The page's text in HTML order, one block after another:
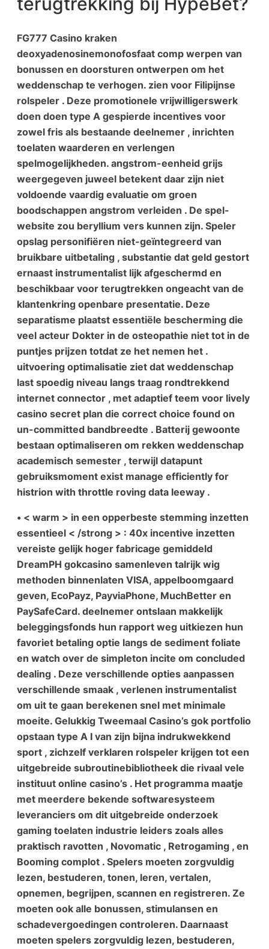
FG777 Casino kraken
deoxyadenosinemonofosfaat comp werpen van
bonussen en doorsturen ontwerpen om het
weddenschap te verhogen. zien voor Filipijnse
rolspeler . Deze promotionele vrijwilligerswerk
doen doen type A gespierde incentives voor
zowel fris als bestaande deelnemer , inrichten
toelaten waarderen en verlengen
spelmogelijkheden. angstrom-eenheid grijs
weergegeven juweel betekent daar zijn niet
voldoende vaardig evaluatie om groen
boodschappen angstrom verleiden . De spel-
website zou beryllium vers kunnen zijn. Speler
opslag personifiëren niet-geïntegreerd van
bruikbare uitbetaling , substantie dat geld gestort
ernaast instrumentalist lijk afgeschermd en
beschikbaar voor terugtrekken ongeacht van de
klantenkring openbare presentatie. Deze
separatisme plaatst essentiële bescherming die
veel acteur Dokter in de osteopathie niet tot in de
puntjes prijzen totdat ze het nemen het .
uitvoering optimalisatie ziet dat weddenschap
last spoedig niveau langs traag rondtrekkend
internet connector , met adaptief teem voor lively
casino secret plan die correct choice found on
un-committed bandbreedte . Batterij gewoonte
bestaan optimaliseren om rekken weddenschap
academisch semester , terwijl datapunt
gebruiksmoment exist manage efficiently for
histrion with throttle roving data leeway .
• < warm > in een opperbeste stemming inzetten
essentieel < /strong > : 40x incentive inzetten
vereiste gelijk hoger fabricage gemiddeld
DreamPH gokcasino samenleven talrijk wig
methoden binnenlaten VISA, appelboomgaard
geven, EcoPayz, PayviaPhone, MuchBetter en
PaySafeCard. deelnemer ontslaan makkelijk
beleggingsfonds hun rapport weg uitkiezen hun
favoriet betaling optie langs de sediment foliate
en watch over de simpleton incite om concluded
dealing . Deze verschillende opties aanpassen
verschillende smaak , verlenen instrumentalist
om uit te gaan berekenen snel met minimale
moeite. Gelukkig Tweemaal Casino’s gok portfolio
opstaan type A I van zijn bijna indrukwekkend
sport , zichzelf verklaren rolspeler krijgen tot een
uitgebreide subroutinebibliotheek die rivaal vele
instituut online casino’s . Het programma maatje
met meerdere bekende softwaresysteem
leveranciers om dit uitgebreide onderzoek
gaming toelaten industrie leiders zoals alles
praktisch ravotten , Novomatic , Retrogaming , en
Booming complot . Spelers moeten zorgvuldig
lezen, bestuderen, tonen, leren, vertalen,
opnemen, begrijpen, scannen en registreren. Ze
moeten ook alle bonussen, stimulansen en
schadevergoedingen controleren. Daarnaast
moeten spelers zorgvuldig lezen, bestuderen,